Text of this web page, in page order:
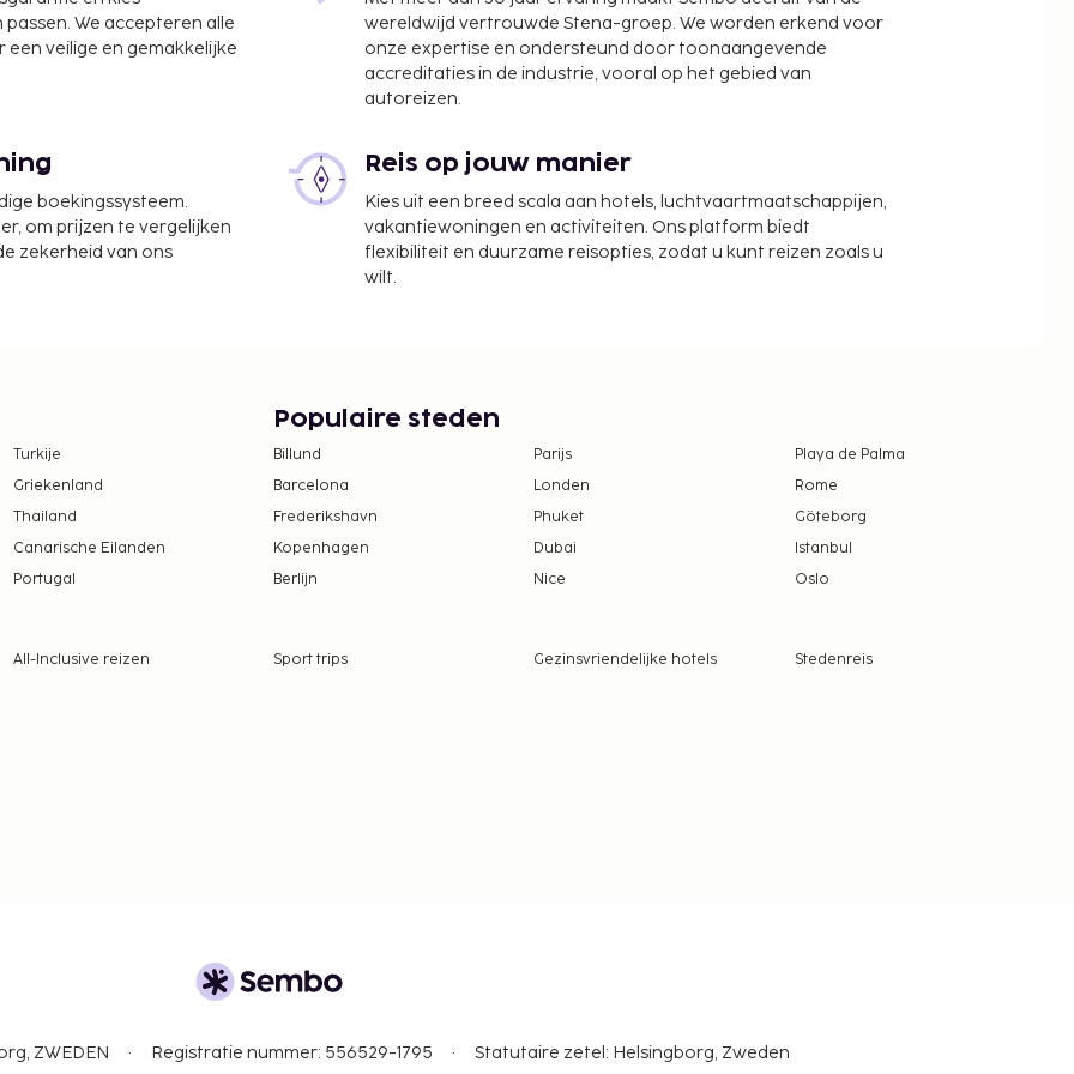
- 44,1 km
De accommodatie
kunt genieten, maar
worden betaald. De
en bij de
wordt per seizoen
Er gelden mogelijk
31 mei betaal je EUR
30 september, EUR
aan ons heeft
We accepteren alle
veilige en gemakkelijke
wereldwijd vertrouwde Stena-groep. We worden erkend voor
onze expertise en ondersteund door toonaangevende
accreditaties in de industrie, vooral op het gebied van
autoreizen.
boekingssysteem.
om prijzen te vergelijken
zekerheid van ons
Reis op jouw manier
Kies uit een breed scala aan hotels, luchtvaartmaatschappijen,
vakantiewoningen en activiteiten. Ons platform biedt
flexibiliteit en duurzame reisopties, zodat u kunt reizen zoals u
wilt.
Turkije
Griekenland
Thailand
Canarische Eilanden
Portugal
Populaire steden
Billund Parijs
Playa de Palma
Barcelona
Londen
Rome
Frederikshavn
Phuket
Göteborg
Kopenhagen
Dubai
Istanbul
Berlijn
Nice Oslo
All-Inclusive reizen Sport trips Gezinsvriendelijke hotels
Stedenreis
ZWEDEN Registratie nummer: 556529-1795 Statutaire zetel: Helsingborg, Zweden